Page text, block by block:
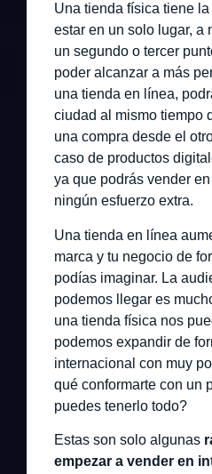
Una tienda física tiene
estar en un solo lugar, a
un segundo o tercer
poder alcanzar a más
una tienda en línea,
ciudad al mismo tiempo
una compra desde el
caso de productos
ya que podrás vender
ningún esfuerzo extra.
Una tienda en línea
marca y tu negocio de
podías imaginar. La
podemos llegar es
una tienda física nos
podemos expandir de
internacional con muy
qué conformarte con un
puedes tenerlo todo?
Estas son solo algunas
empezar a vender en